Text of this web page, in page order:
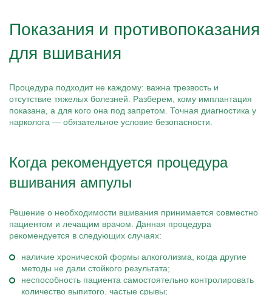
Показания и противопоказания
для вшивания
Процедура подходит не каждому: важна трезвость и
отсутствие тяжелых болезней. Разберем, кому имплантация
показана, а для кого она под запретом. Точная диагностика у
нарколога — обязательное условие безопасности.
Когда рекомендуется процедура
вшивания ампулы
Решение о необходимости вшивания принимается совместно
пациентом и лечащим врачом. Данная процедура
рекомендуется в следующих случаях:
наличие хронической формы алкоголизма, когда другие
методы не дали стойкого результата;
неспособность пациента самостоятельно контролировать
количество выпитого, частые срывы;